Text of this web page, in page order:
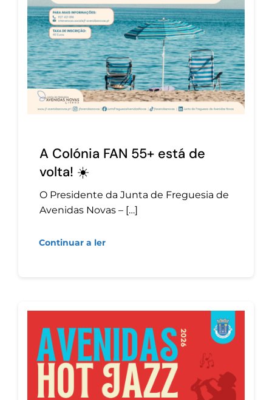
A Colónia FAN 55+ está de
volta! ☀️
O Presidente da Junta de Freguesia de
Avenidas Novas – […]
Continuar a ler